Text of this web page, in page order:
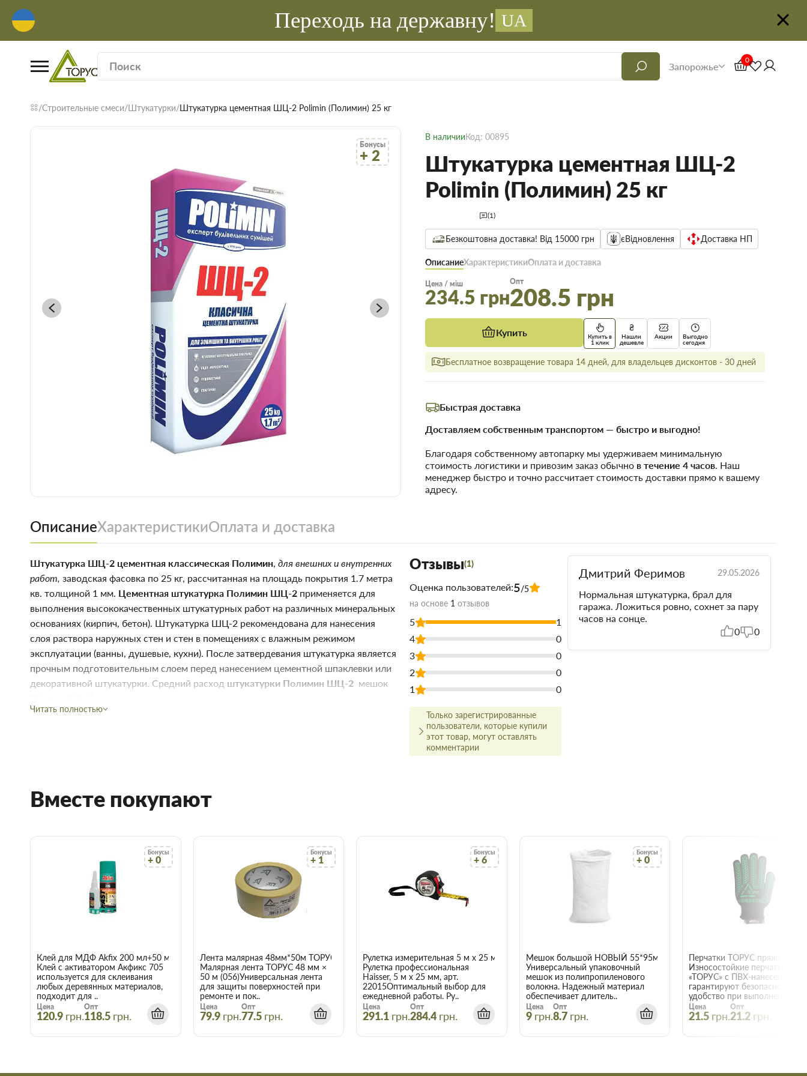
Переходь на державну! UA
Запорожье
0
Строительные смеси Штукатурки Штукатурка цементная ШЦ-2 Polimin (Полимин) 25 кг
Бонусы
+ 2
В наличииКод: 00895
Штукатурка цементная ШЦ-2
Polimin (Полимин) 25 кг
(1)
Безкоштовна доставка! Від 15000 грн єВідновлення Доставка НП
ОписаниеХарактеристикиОплата и доставка
Цена / міш
234.5 грн
Опт
208.5 грн
Купить
Купить в
1 клик
Нашли
дешевле
Акции
Выгодно
сегодня
Бесплатное возвращение товара 14 дней, для владельцев дисконтов - 30 дней
Быстрая доставка
Доставляем собственным транспортом — быстро и выгодно!
Благодаря собственному автопарку мы удерживаем минимальную
стоимость логистики и привозим заказ обычно в течение 4 часов. Наш
менеджер быстро и точно рассчитает стоимость доставки прямо к вашему
адресу.
ОписаниеХарактеристикиОплата и доставка
Штукатурка ШЦ-2 цементная классическая Полимин, для внешних и внутренних
работ, заводская фасовка по 25 кг, рассчитанная на площадь покрытия 1.7 метра
кв. толщиной 1 мм. Цементная штукатурка Полимин ШЦ-2 применяется для
выполнения высококачественных штукатурных работ на различных минеральных
основаниях (кирпич, бетон). Штукатурка ШЦ-2 рекомендована для нанесения
слоя раствора наружных стен и стен в помещениях с влажным режимом
эксплуатации (ванны, душевые, кухни). После затвердевания штукатурка является
прочным подготовительным слоем перед нанесением цементной шпаклевки или
декоративной штукатурки. Средний расход штукатурки Полимин ШЦ-2 мешок
Расход воды на 25 кг сухой смеси
Максимальная толщина клеевого слоя
Открытое время 20 минут
Расход сухой смеси
Готовность к расшивке швов 1 сутки
Читать полностью
Отзывы(1)
Оценка пользователей:5/5
на основе 1 отзывов
5
1
4
0
3
0
2
0
1
0
Только зарегистрированные
пользователи, которые купили
этот товар, могут оставлять
комментарии
Дмитрий Феримов 29.05.2026
Нормальная штукатурка, брал для
гаража. Ложиться ровно, сохнет за пару
часов на сонце.
0
0
Вместе покупают
Бонусы
+ 0
Клей для МДФ Akfix 200 мл+50 мл
Клей с активатором Акфикс 705
используется для склеивания
любых деревянных материалов,
подходит для ..
Цена
120.9 грн.
Опт
118.5 грн.
Бонусы
+ 1
Лента малярная 48мм*50м ТОРУС 056
Малярная лента ТОРУС 48 мм ×
50 м (056)Универсальная лента
для защиты поверхностей при
ремонте и пок..
Цена
79.9 грн.
Опт
77.5 грн.
Бонусы
+ 6
Рулетка измерительная 5 м x 25 мм Haisser 22015
Рулетка профессиональная
Haisser, 5 м x 25 мм, арт.
22015Оптимальный выбор для
ежедневной работы. Ру..
Цена
291.1 грн.
Опт
284.4 грн.
Бонусы
+ 0
Мешок большой НОВЫЙ 55*95мм
Универсальный упаковочный
мешок из полипропиленового
волокна. Надежный материал
обеспечивает длитель..
Цена
9 грн.
Опт
8.7 грн.
Износостойкие перчатки
«ТОРУС» с ПВХ-нанесением
гарантируют безопасность и
удобство при выполнении е..
Цена
21.5 грн.
Опт
21.2 грн.